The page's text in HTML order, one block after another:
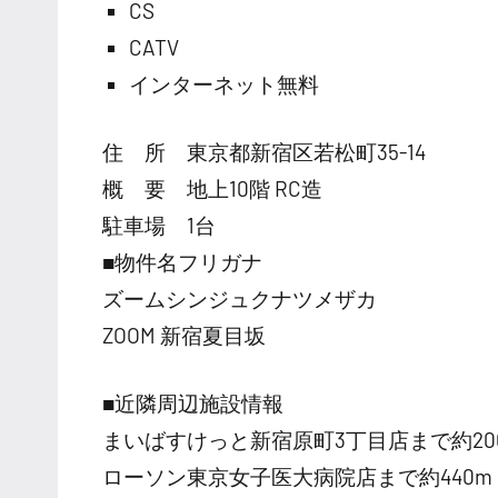
CS
CATV
インターネット無料
住 所 東京都新宿区若松町35-14
概 要 地上10階 RC造
駐車場 1台
■物件名フリガナ
ズームシンジュクナツメザカ
ZOOM 新宿夏目坂
■近隣周辺施設情報
まいばすけっと新宿原町3丁目店まで約
ローソン東京女子医大病院店まで約440m